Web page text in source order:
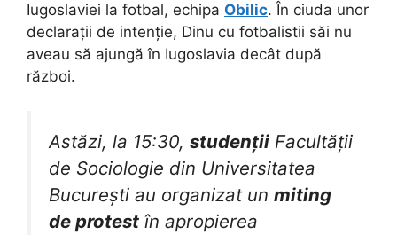
Iugoslaviei la fotbal, echipa Obilic. În ciuda unor
declarații de intenție, Dinu cu fotbalistii săi nu
aveau să ajungă în Iugoslavia decât după
război.
Astăzi, la 15:30, studenții Facultății
de Sociologie din Universitatea
București au organizat un miting
de protest în apropierea